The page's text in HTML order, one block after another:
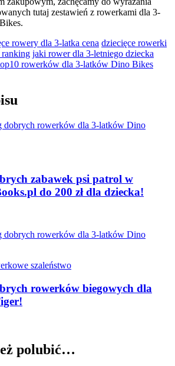
tutaj zestawień z rowerkami dla 3-
rowery dla 3-latka cena dziecięce rowerki
jaki rower dla 3-letniego dziecka
rowerków dla 3-latków Dino Bikes
zabawek psi patrol w
do 200 zł dla dziecka!
szaleństwo
rowerków biegowych dla
polubić…